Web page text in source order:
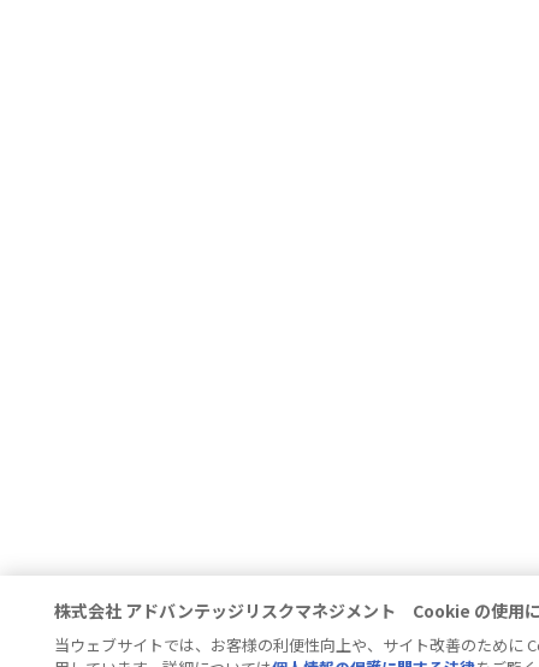
株式会社 アドバンテッジリスクマネジメント Cookie の使用
当ウェブサイトでは、お客様の利便性向上や、サイト改善のために